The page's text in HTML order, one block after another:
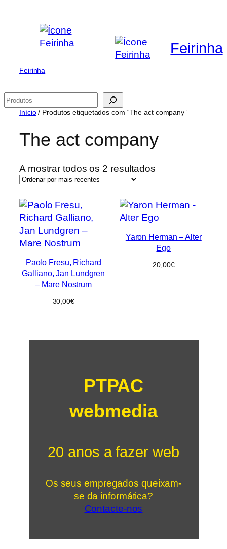
conteúdo
Feirinha
Feirinha
Pesquisar
Início/ Produtos etiquetados com “The act company”
The act company
A mostrar todos os 2 resultadosOrdenado
recentes
Paolo Fresu, Richard
Galliano, Jan Lundgren
– Mare Nostrum
30,00€
Yaron Herman – Alter
Ego
20,00€
PTPAC
webmedia
20 anos a fazer web
Os seus empregados queixam-
se da informática?
Contacte-nos